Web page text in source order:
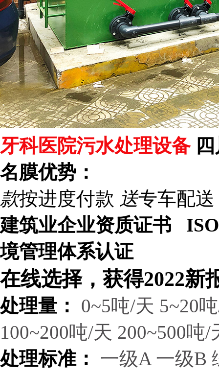
牙科医院污水处理设备
名膜优势：
款按进度付款 送专车配送
建筑业企业资质证书
境管理体系认证
在线选择，获得2022新
处理量： 0~5吨/天 5~20
100~200吨/天 200~500吨/
处理标准：
一级A 一级B